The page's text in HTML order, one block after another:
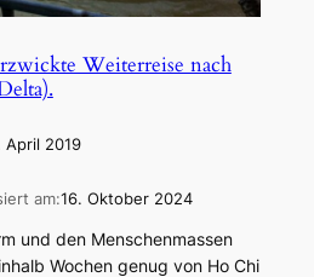
Weiterreise nach
April 2019
am:16. Oktober 2024
und den Menschenmassen
Wochen genug von Ho Chi